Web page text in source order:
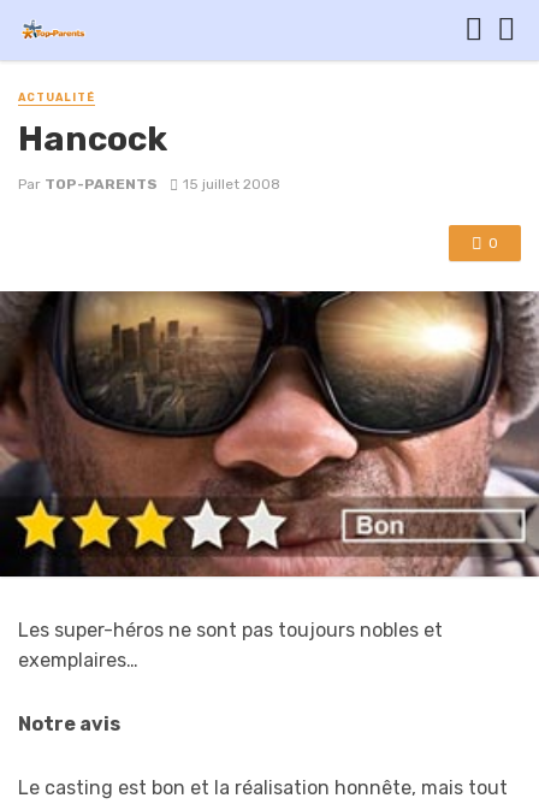
ACTUALITÉ
Hancock
Par TOP-PARENTS 15 juillet 2008
0
Les super-héros ne sont pas toujours nobles et
exemplaires…
Notre avis
Le casting est bon et la réalisation honnête, mais tout